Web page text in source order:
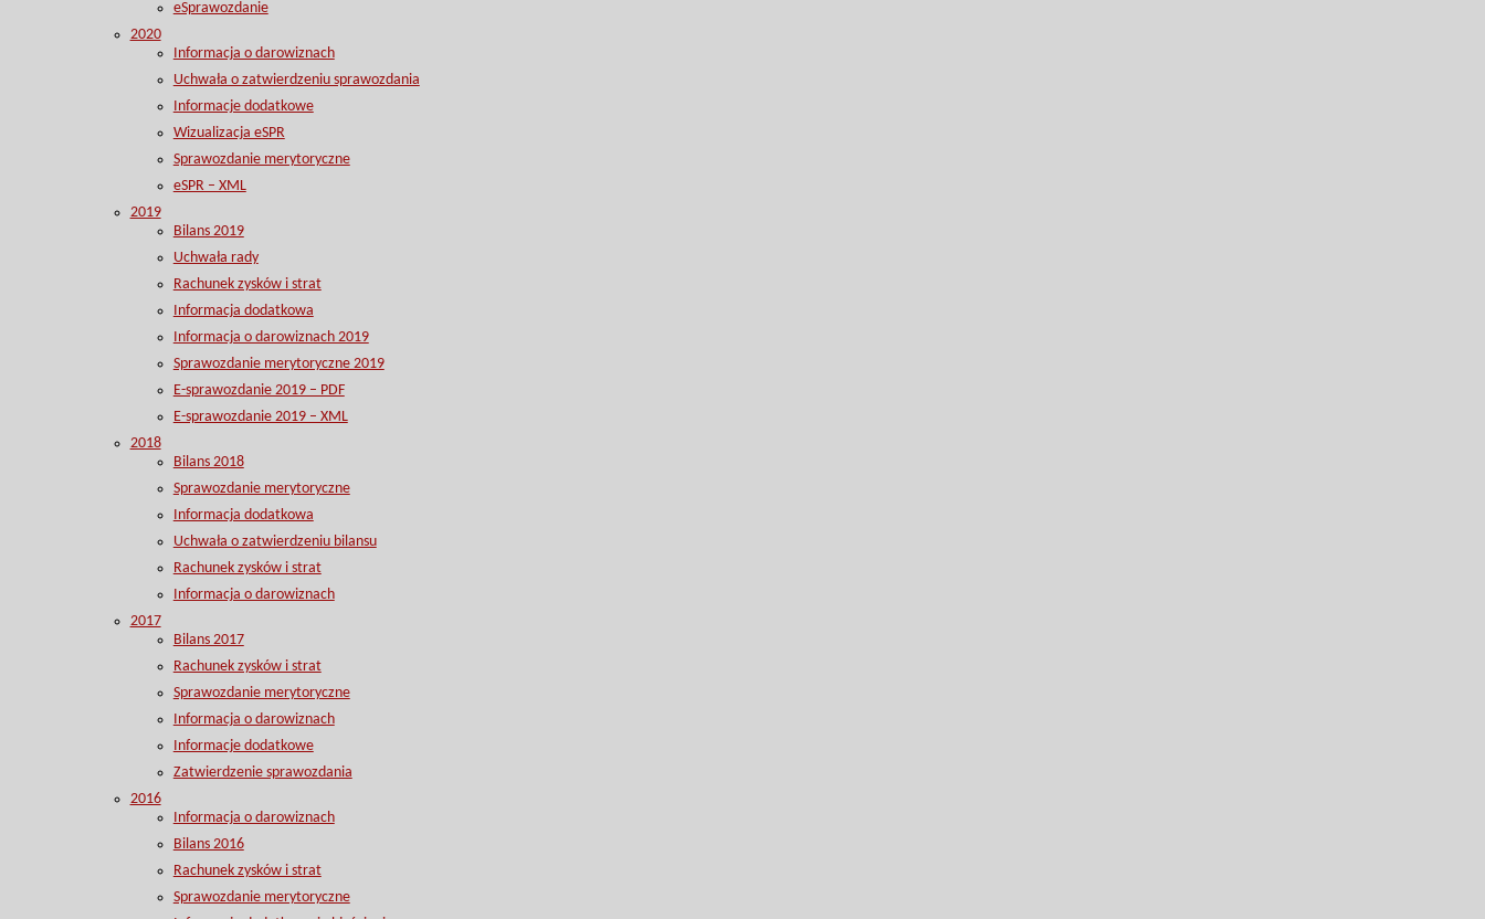
eSprawozdanie
2020
Informacja o darowiznach
Uchwała o zatwierdzeniu sprawozdania
Informacje dodatkowe
Wizualizacja eSPR
Sprawozdanie merytoryczne
eSPR – XML
2019
Bilans 2019
Uchwała rady
Rachunek zysków i strat
Informacja dodatkowa
Informacja o darowiznach 2019
Sprawozdanie merytoryczne 2019
E-sprawozdanie 2019 – PDF
E-sprawozdanie 2019 – XML
2018
Bilans 2018
Sprawozdanie merytoryczne
Informacja dodatkowa
Uchwała o zatwierdzeniu bilansu
Rachunek zysków i strat
Informacja o darowiznach
2017
Bilans 2017
Rachunek zysków i strat
Sprawozdanie merytoryczne
Informacja o darowiznach
Informacje dodatkowe
Zatwierdzenie sprawozdania
2016
Informacja o darowiznach
Bilans 2016
Rachunek zysków i strat
Sprawozdanie merytoryczne